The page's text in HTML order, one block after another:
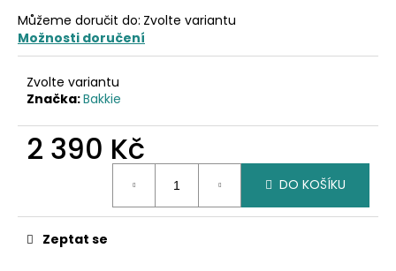
Můžeme doručit do: Zvolte variantu
Možnosti doručení
Zvolte variantu
Značka:Bakkie
2 390 Kč
DO KOŠÍKU
Zeptat se
u
j
e
m
e